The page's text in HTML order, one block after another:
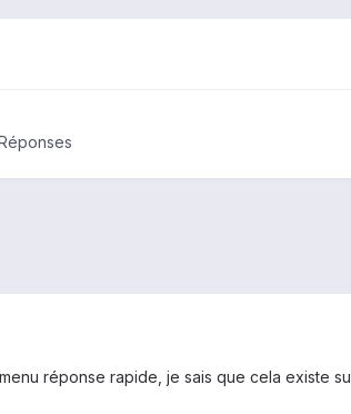
réponse rapide, je sais que cela existe